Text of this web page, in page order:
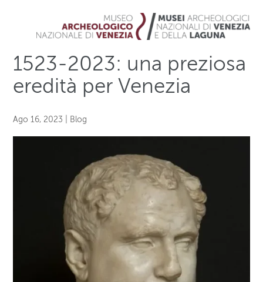
1523-2023: una preziosa
eredità per Venezia
Ago 16, 2023 Blog